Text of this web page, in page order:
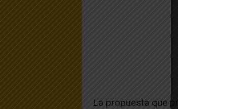
La propuesta que presentó a